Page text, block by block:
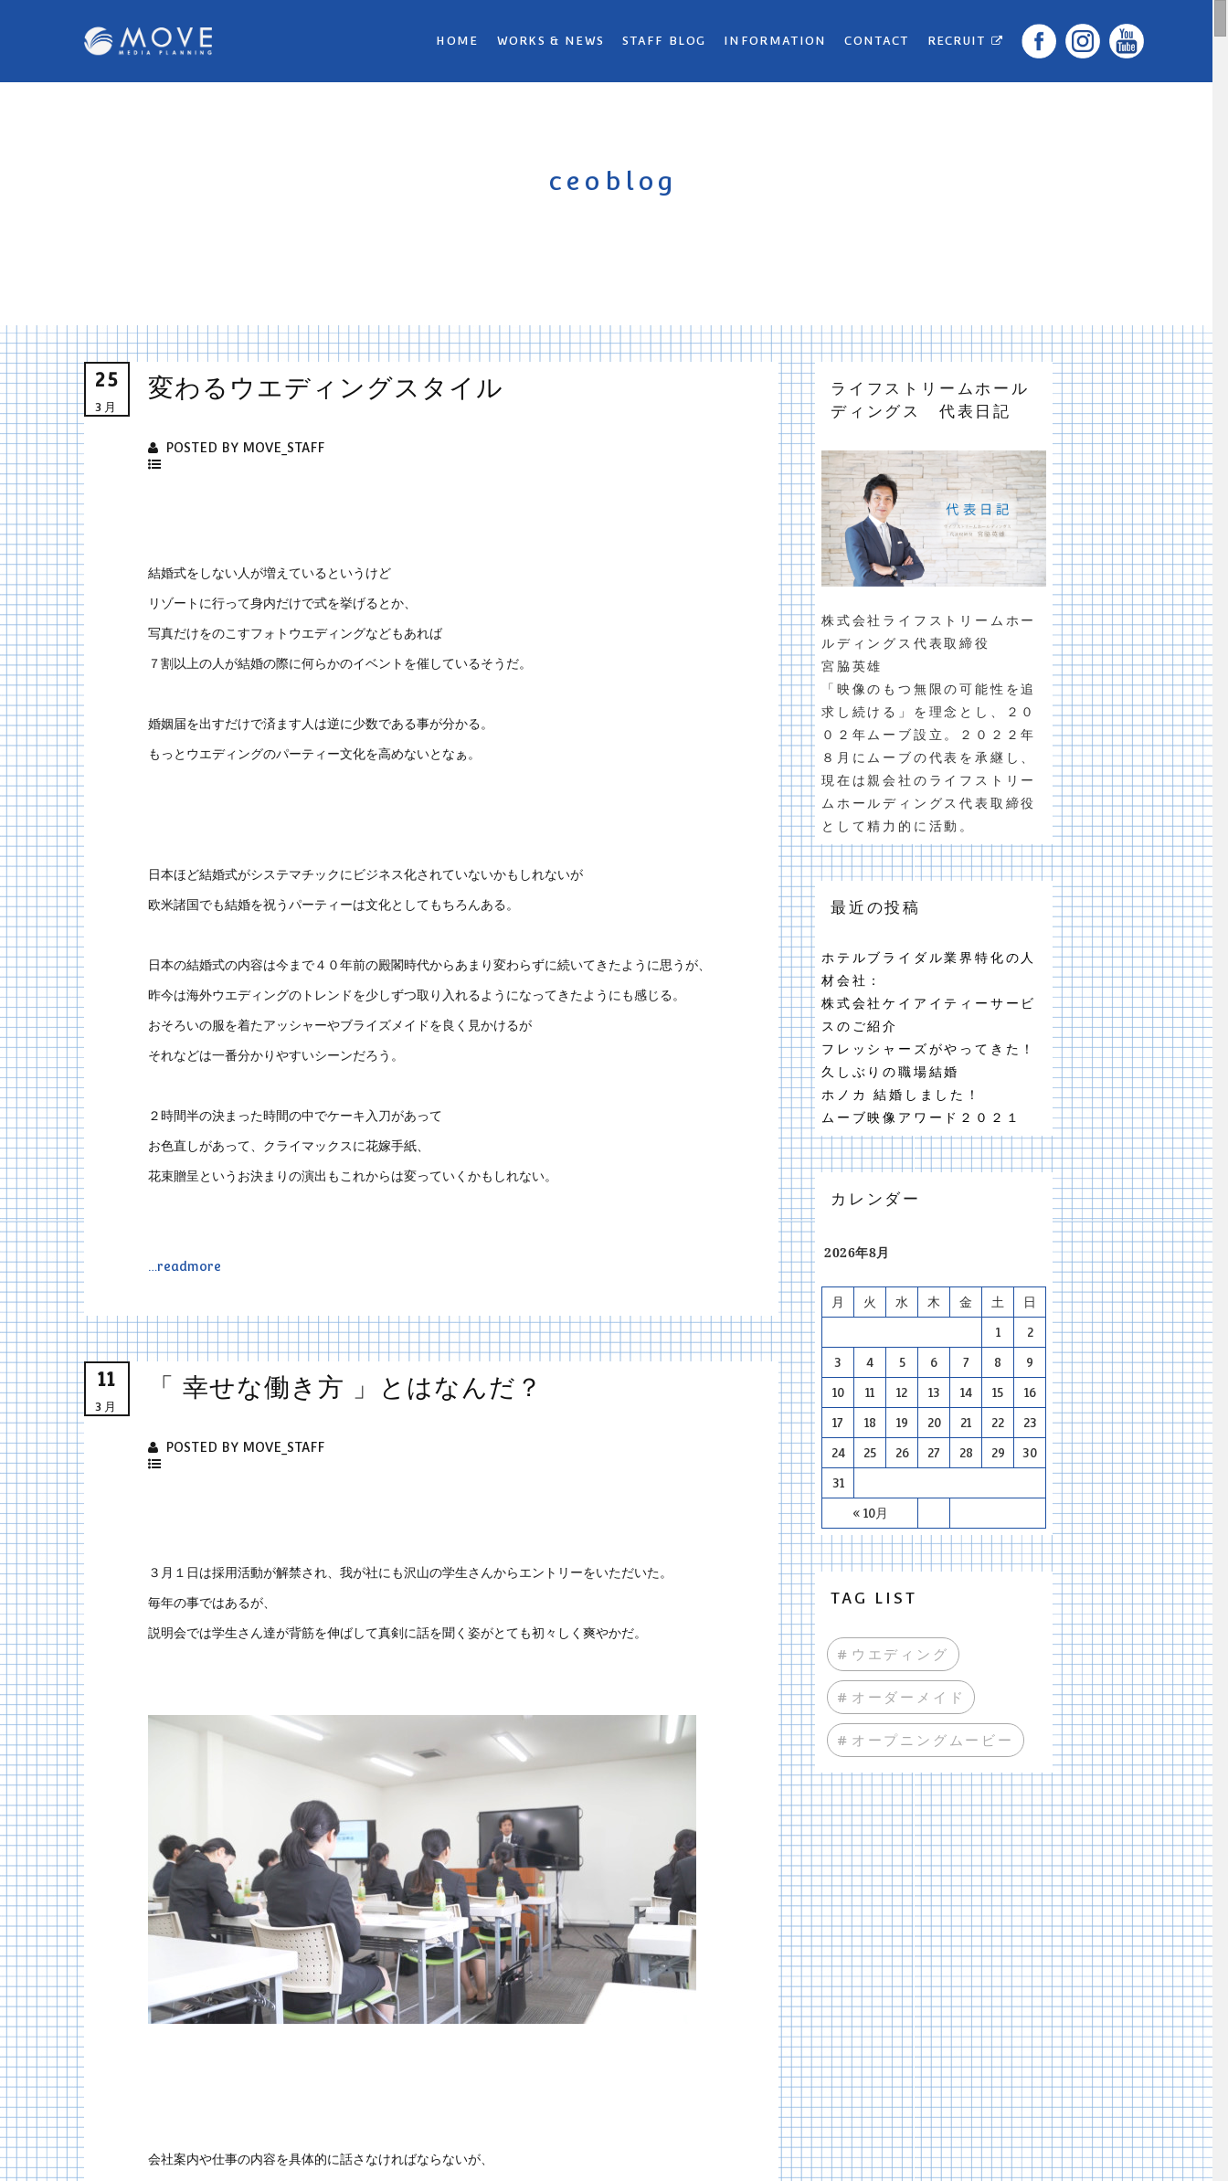
HOME WORKS & NEWS STAFF BLOG INFORMATION CONTACT RECRUIT
ceoblog
25
3月
変わるウエディングスタイル
POSTED BY MOVE_STAFF
結婚式をしない人が増えているというけど
リゾートに行って身内だけで式を挙げるとか、
写真だけをのこすフォトウエディングなどもあれば
７割以上の人が結婚の際に何らかのイベントを催しているそうだ。
婚姻届を出すだけで済ます人は逆に少数である事が分かる。
もっとウエディングのパーティー文化を高めないとなぁ。
日本ほど結婚式がシステマチックにビジネス化されていないかもしれないが
欧米諸国でも結婚を祝うパーティーは文化としてもちろんある。
日本の結婚式の内容は今まで４０年前の殿閣時代からあまり変わらずに続いてきたように思うが、
昨今は海外ウエディングのトレンドを少しずつ取り入れるようになってきたようにも感じる。
おそろいの服を着たアッシャーやブライズメイドを良く見かけるが
それなどは一番分かりやすいシーンだろう。
２時間半の決まった時間の中でケーキ入刀があって
お色直しがあって、クライマックスに花嫁手紙、
花束贈呈というお決まりの演出もこれからは変っていくかもしれない。
…readmore
11
3月
「 幸せな働き方 」とはなんだ？
POSTED BY MOVE_STAFF
３月１日は採用活動が解禁され、我が社にも沢山の学生さんからエントリーをいただいた。
毎年の事ではあるが、
説明会では学生さん達が背筋を伸ばして真剣に話を聞く姿がとても初々しく爽やかだ。
会社案内や仕事の内容を具体的に話さなければならないが、
ライフストリームホール
ディングス 代表日記
株式会社ライフストリームホー
ルディングス代表取締役
宮脇英雄
「映像のもつ無限の可能性を追
求し続ける」を理念とし、２０
０２年ムーブ設立。２０２２年
８月にムーブの代表を承継し、
現在は親会社のライフストリー
ムホールディングス代表取締役
として精力的に活動。
最近の投稿
ホテルブライダル業界特化の人
材会社：
株式会社ケイアイティーサービ
スのご紹介
フレッシャーズがやってきた！
久しぶりの職場結婚
ホノカ 結婚しました！
ムーブ映像アワード２０２１
カレンダー
2026年8月
月 火 水 木 金 土 日
« 10月
1 2
3 4 5 6 7 8 9
10 11 12 13 14 15 16
17 18 19 20 21 22 23
24 25 26 27 28 29 30
31
TAG LIST
#ウエディング
#オーダーメイド
#オープニングムービー